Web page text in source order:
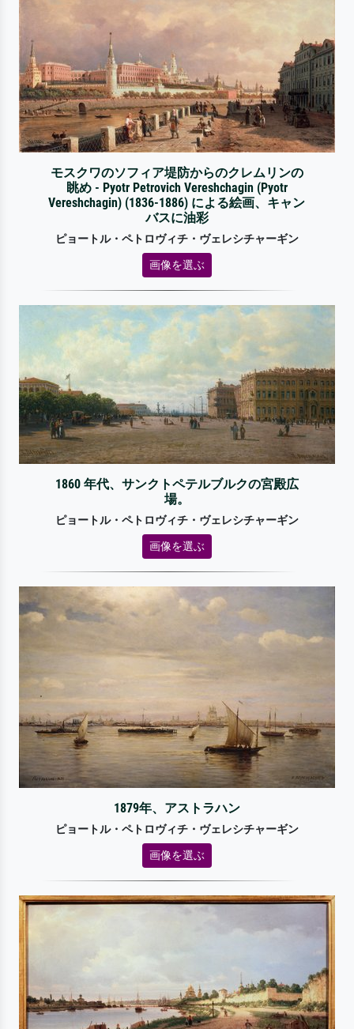
モスクワのソフィア堤防からのクレムリンの
眺め - Pyotr Petrovich Vereshchagin (Pyotr
Vereshchagin) (1836-1886) による絵画、キャン
バスに油彩
ピョートル・ペトロヴィチ・ヴェレシチャーギン
画像を選ぶ
1860 年代、サンクトペテルブルクの宮殿広
場。
ピョートル・ペトロヴィチ・ヴェレシチャーギン
画像を選ぶ
1879年、アストラハン
ピョートル・ペトロヴィチ・ヴェレシチャーギン
画像を選ぶ